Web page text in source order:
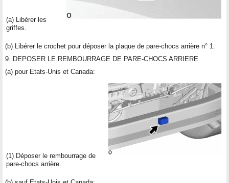
(a) Libérer les
griffes.
(b) Libérer le crochet pour déposer la plaque de pare-chocs arrière n° 1.
9. DEPOSER LE REMBOURRAGE DE PARE-CHOCS ARRIERE
(a) pour Etats-Unis et Canada:
(1) Déposer le rembourrage de
pare-chocs arrière.